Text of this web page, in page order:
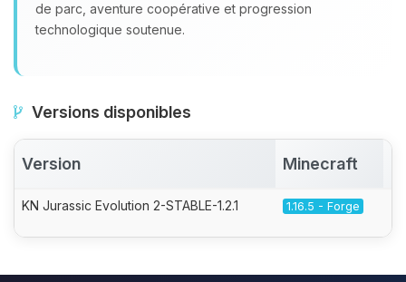
de parc, aventure coopérative et progression
technologique soutenue.
Versions disponibles
Version Minecraft
KN Jurassic Evolution 2-STABLE-1.2.1 1.16.5 - Forge